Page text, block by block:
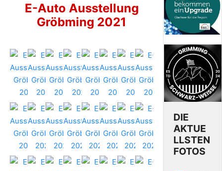
E-Auto Ausstellung
Gröbming 2021
DIE
AKTUE
LLSTEN
FOTOS